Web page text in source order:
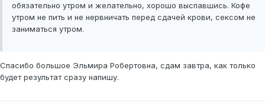
обязательно утром и желательно, хорошо выспавшись. Кофе
утром не пить и не нервничать перед сдачей крови, сексом не
заниматься утром.
Спасибо большое Эльмира Робертовна, сдам завтра, как только
будет результат сразу напишу.